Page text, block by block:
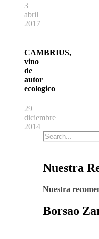
3
abril
2017
CAMBRIUS,
vino
de
autor
ecologico
29
diciembre
2014
Nuestra
Nuestra
Borsao